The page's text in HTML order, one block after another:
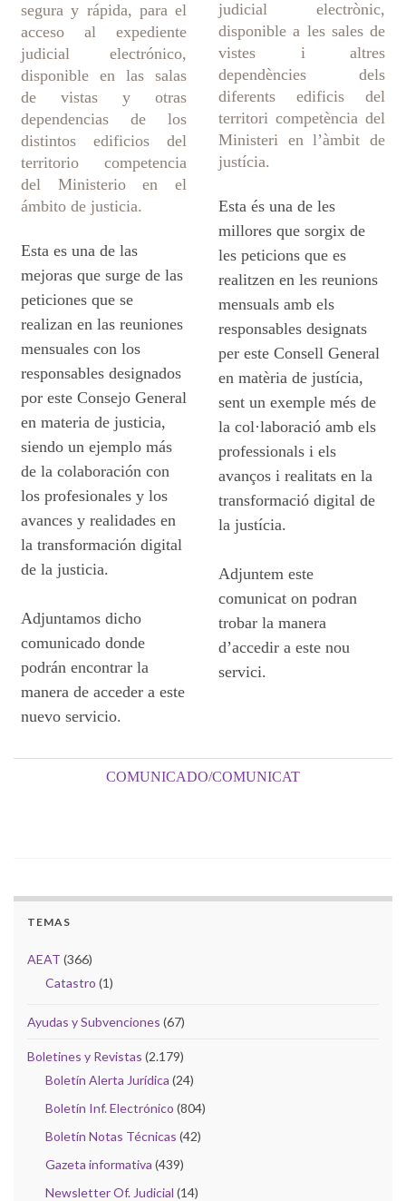
segura y rápida, para el
acceso al expediente
judicial electrónico,
disponible en las salas
de vistas y otras
dependencias de los
distintos edificios del
territorio competencia
del Ministerio en el
ámbito de justicia.
Esta es una de las
mejoras que surge de las
peticiones que se
realizan en las reuniones
mensuales con los
responsables designados
por este Consejo General
en materia de justicia,
siendo un ejemplo más
de la colaboración con
los profesionales y los
avances y realidades en
la transformación digital
de la justicia.
Adjuntamos dicho
comunicado donde
podrán encontrar la
manera de acceder a este
nuevo servicio.
judicial electrònic,
disponible a les sales de
vistes i altres
dependències dels
diferents edificis del
territori competència del
Ministeri en l’àmbit de
justícia.
Esta és una de les
millores que sorgix de
les peticions que es
realitzen en les reunions
mensuals amb els
responsables designats
per este Consell General
en matèria de justícia,
sent un exemple més de
la col·laboració amb els
professionals i els
avanços i realitats en la
transformació digital de
la justícia.
Adjuntem este
comunicat on podran
trobar la manera
d’accedir a este nou
servici.
COMUNICADO/COMUNICAT
TEMAS
AEAT (366)
Catastro (1)
Ayudas y Subvenciones (67)
Boletines y Revistas (2.179)
Boletín Alerta Jurídica (24)
Boletín Inf. Electrónico (804)
Boletín Notas Técnicas (42)
Gazeta informativa (439)
Newsletter Of. Judicial (14)